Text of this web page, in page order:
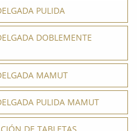
PULIDA
DOBLEMENTE
MAMUT
PULIDA MAMUT